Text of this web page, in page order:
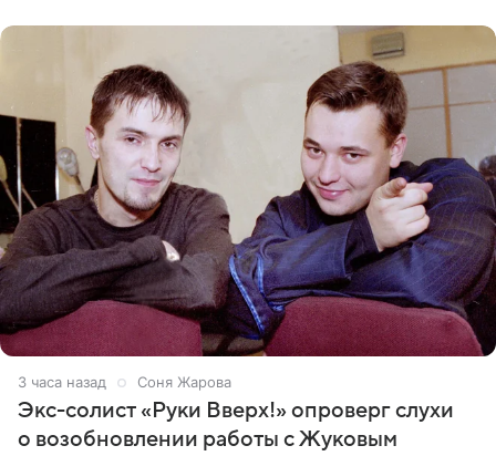
3 часа назад Соня Жарова
Экс-солист «Руки Вверх!» опроверг слухи
о возобновлении работы с Жуковым